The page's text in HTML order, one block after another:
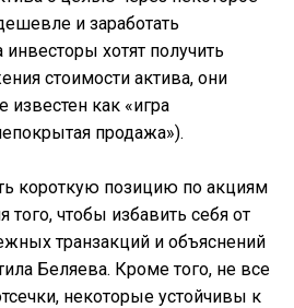
и заработать
хотят получить
стоимости актива, они
известен как «игра
продажа»).
короткую позицию по акциям
того, чтобы избавить себя от
транзакций и объяснений
Беляева. Кроме того, не все
некоторые устойчивы к